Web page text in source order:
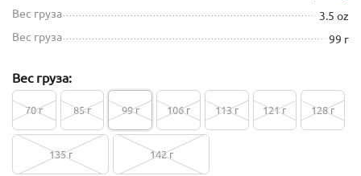
Вес груза
3.5 oz
Вес груза
99 г
Вес груза:
70 г 85 г 99 г 106 г 113 г 121 г 128 г
135 г 142 г